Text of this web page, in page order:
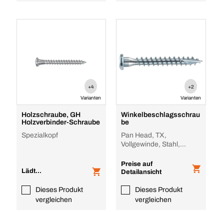
+4
Varianten
Holzschraube, GH
Holzverbinder-Schraube
Spezialkopf
Lädt...
Dieses Produkt
vergleichen
+2
Varianten
Winkelbeschlagsschrau
be
Pan Head, TX,
Vollgewinde, Stahl,
Preise auf
Detailansicht
Dieses Produkt
vergleichen